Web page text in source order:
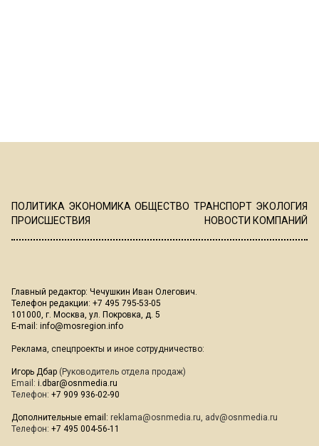
ПОЛИТИКА ЭКОНОМИКА ОБЩЕСТВО ТРАНСПОРТ ЭКОЛОГИЯ
ПРОИСШЕСТВИЯ
НОВОСТИ КОМПАНИЙ
Главный редактор: Чечушкин Иван Олегович.
Телефон редакции: +7 495 795-53-05
101000, г. Москва, ул. Покровка, д. 5
E-mail: info@mosregion.info
Реклама, спецпроекты и иное сотрудничество:
Игорь Дбар (Руководитель отдела продаж)
Email: i.dbar@osnmedia.ru
Телефон: +7 909 936-02-90
Дополнительные email: reklama@osnmedia.ru, adv@osnmedia.ru
Телефон: +7 495 004-56-11